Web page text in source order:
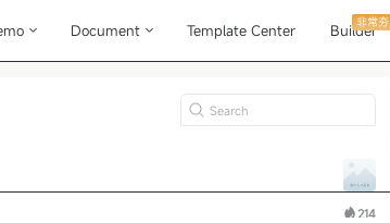
Document Template Center Builder
非常夯
214